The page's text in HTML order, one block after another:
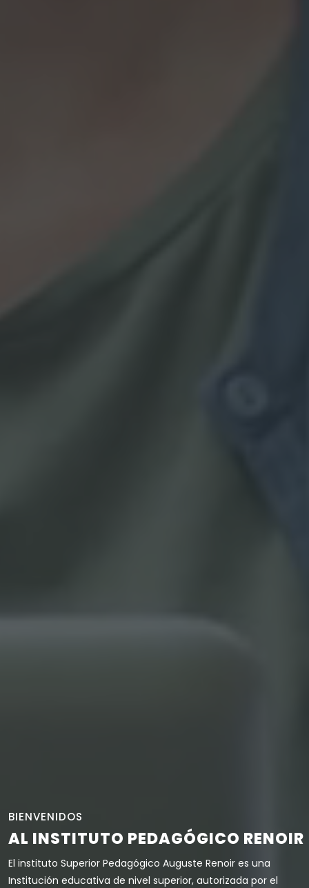
BIENVENIDOS
AL INSTITUTO PEDAGÓGICO RENOIR
El instituto Superior Pedagógico Auguste Renoir es una
Institución educativa de nivel superior, autorizada por el